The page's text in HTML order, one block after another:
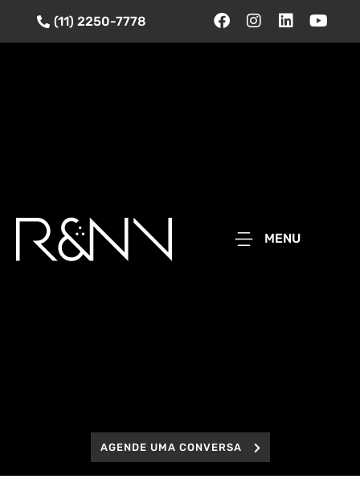
(11) 2250-7778
MENU
AGENDE UMA CONVERSA